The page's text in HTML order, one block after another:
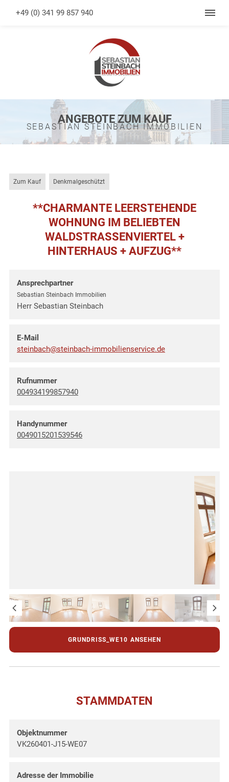
ANGEBOTE ZUM KAUF
SEBASTIAN STEINBACH IMMOBILIEN
GRUNDRISS_WE10 ANSEHEN
Zum Kauf Denkmalgeschützt
**CHARMANTE LEERSTEHENDE
WOHNUNG IM BELIEBTEN
WALDSTRASSENVIERTEL + H
INTERHAUS + AUFZUG**
Ansprechpartner
Sebastian Steinbach Immobilien
Herr Sebastian Steinbach
E-Mail
steinbach@steinbach-immobilienservice.de
Rufnummer
004934199857940
Handynummer
0049015201539546
STAMMDATEN
Objektnummer
VK260401-J15-WE07
Adresse der Immobilie
+49 (0) 341 99 857 940